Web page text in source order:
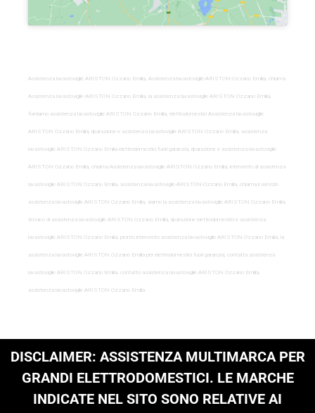
Assistenza lavastoviglie ARISTON Ozzano Emilia, Assistenza-lavastoviglie-ARISTON-Ozzano Emilia, chiama
Assistenza lavastoviglie ARISTON Ozzano Emilia, la assistenza lavastoviglie ARISTON Ozzano Emilia,
forniamo assistenza lavastoviglie ARISTON Ozzano Emilia, elettrodomestici Assistenza lavastoviglie
ARISTON Ozzano Emilia, riparazione e assistenza lavastoviglie ARISTON Ozzano Emilia, assistenza
lavastoviglie ARISTON Ozzano Emilia elettrodomestici fuori garanzia, riparazione e assistenza lavastoviglie
ARISTON Ozzano Emilia, chiama Assistenza lavastoviglie ARISTON Ozzano Emilia, intervento di assistenza
lavastoviglie ARISTON Ozzano Emilia, assistenza-lavastoviglie-ARISTON-Ozzano Emilia, chiama il servizio
assistenza lavastoviglie ARISTON Ozzano Emilia, siamo la assistenza lavastoviglie ARISTON Ozzano Emilia,
tecnico di assistenza lavastoviglie ARISTON Ozzano Emilia, riparazione elettrodomestici e assistenza
lavastoviglie ARISTON Ozzano Emilia, pronto intervento assistenza lavastoviglie ARISTON Ozzano Emilia, la
assistenza lavastoviglie ARISTON Ozzano Emilia per elettrodomestici fuori garanzia, contatta assistenza
lavastoviglie ARISTON Ozzano Emilia, contatto assistenza lavastoviglie ARISTON Ozzano Emilia,
assistenza lavastoviglie ARISTON Ozzano Emilia
DISCLAIMER: ASSISTENZA MULTIMARCA PER
GRANDI ELETTRODOMESTICI. LE MARCHE
INDICATE NEL SITO SONO RELATIVE AI